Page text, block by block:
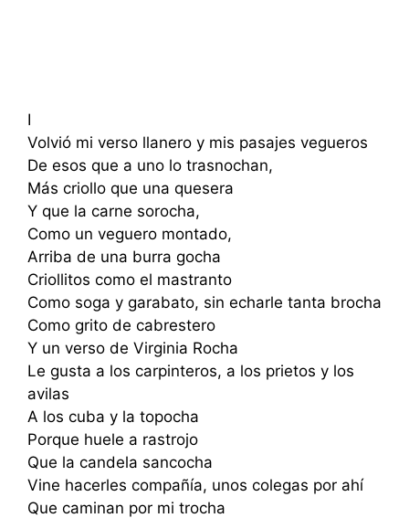
I
Volvió mi verso llanero y mis pasajes vegueros
De esos que a uno lo trasnochan,
Más criollo que una quesera
Y que la carne sorocha,
Como un veguero montado,
Arriba de una burra gocha
Criollitos como el mastranto
Como soga y garabato, sin echarle tanta brocha
Como grito de cabrestero
Y un verso de Virginia Rocha
Le gusta a los carpinteros, a los prietos y los
avilas
A los cuba y la topocha
Porque huele a rastrojo
Que la candela sancocha
Vine hacerles compañía, unos colegas por ahí
Que caminan por mi trocha